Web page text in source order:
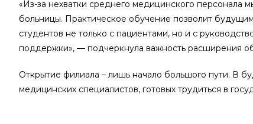
«Из-за нехватки среднего медицинского персонала
больницы. Практическое обучение позволит
студентов не только с пациентами, но и с
поддержки», — подчеркнула важность расширения
Открытие филиала – лишь начало большого пути. В
медицинских специалистов, готовых трудиться в